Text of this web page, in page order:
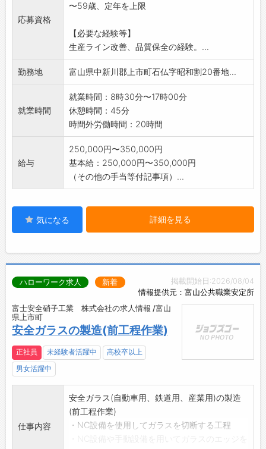
応募資格
〜59歳、定年を上限
【必要な経験等】
生産ライン改善、品質保全の経験。...
勤務地 富山県中新川郡上市町石仏字昭和割20番地...
就業時間
就業時間：8時30分〜17時00分
休憩時間：45分
時間外労働時間：20時間
給与
250,000円〜350,000円
基本給：250,000円〜350,000円
（その他の手当等付記事項）...
気になる 詳細を見る
掲載開始日:2026/08/04
情報提供元：富山公共職業安定所
ハローワーク求人 新着
富士安全硝子工業 株式会社の求人情報 /富山
県上市町
安全ガラスの製造(前工程作業)
正社員 未経験者活躍中
高校卒以上
男女活躍中
仕事内容
安全ガラス(自動車用、鉄道用、産業用)の製造
(前工程作業)
・NC設備を使用してガラスを切断する工程